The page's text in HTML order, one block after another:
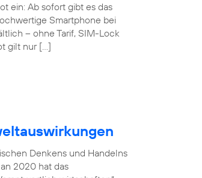
ein: Ab sofort gibt es das
Smartphone bei
– ohne Tarif, SIM-Lock
gilt nur […]
Denkens und Handelns
2020 hat das